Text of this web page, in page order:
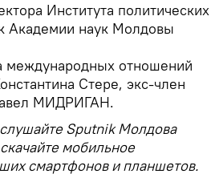
Института политических
Академии наук Молдовы
международных отношений
Стере, экс-член
МИДРИГАН.
Sputnik Молдова
мобильное
смартфонов и планшетов.